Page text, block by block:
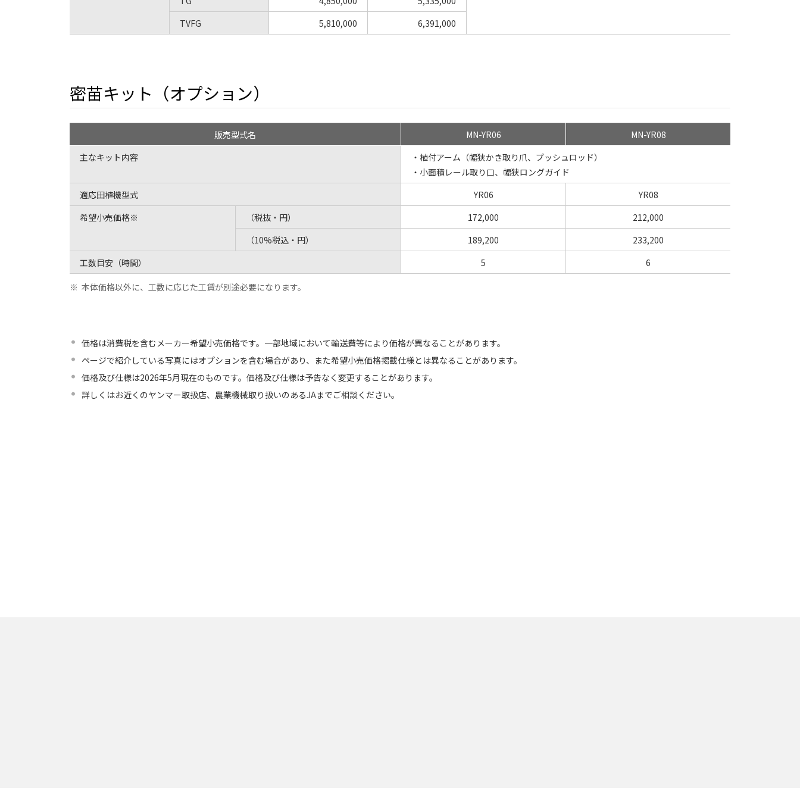
TVFG
5,810,000 6,391,000
密苗キット（オプション）
販売型式名 MN-YR06
MN-YR08
主なキット内容
・植付アーム（幅狭かき取り爪、プッシュロッド）
・小面積レール取り口、幅狭ロングガイド
適応田植機型式
YR06
YR08
希望小売価格※
（税抜・円） 172,000
212,000
（10%税込・円）
189,200
233,200
工数目安（時間）
5 6
※ 本体価格以外に、工数に応じた工賃が別途必要になります。
価格は消費税を含むメーカー希望小売価格です。一部地域において輸送費等により価格が異なることがあります。
ページで紹介している写真にはオプションを含む場合があり、また希望小売価格掲載仕様とは異なることがあります。
価格及び仕様は2026年5月現在のものです。価格及び仕様は予告なく変更することがあります。
詳しくはお近くのヤンマー取扱店、農業機械取り扱いのあるJAまでご相談ください。